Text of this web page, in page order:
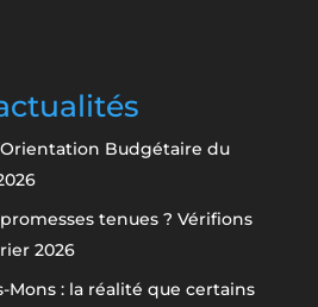
Budgétaire du
tenues ? Vérifions
2026
Mons : la réalité que certains